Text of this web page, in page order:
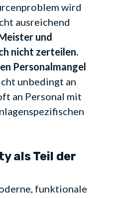
wird
ausreichend
und
nicht zerteilen.
Personalmangel
unbedingt an
an Personal mit
als Teil der
funktionale